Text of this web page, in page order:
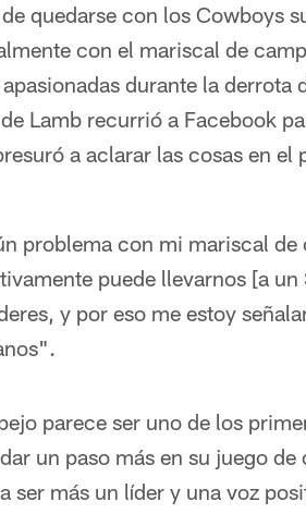
quedarse con los Cowboys
con el mariscal de
durante la derrota
Lamb recurrió a Facebook
a aclarar las cosas en
problema con mi mariscal
puede llevarnos [a
y por eso me estoy
parece ser uno de los
un paso más en su juego
ser más un líder y una voz